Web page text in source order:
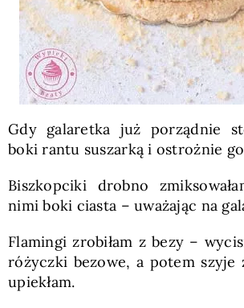
Gdy galaretka już porządnie
boki rantu suszarką i ostrożnie go
Biszkopciki drobno
nimi boki ciasta – uważając na
Flamingi zrobiłam z bezy –
różyczki bezowe, a potem szyje
upiekłam.